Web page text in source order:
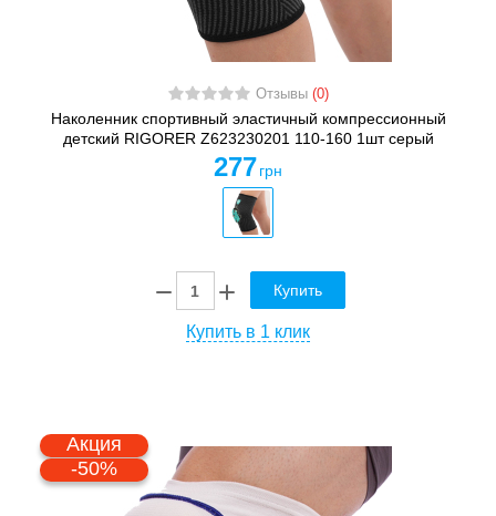
Отзывы (0)
Наколенник спортивный эластичный компрессионный
детский RIGORER Z623230201 110-160 1шт серый
277 грн
Купить
Купить в 1 клик
Акция
-50%